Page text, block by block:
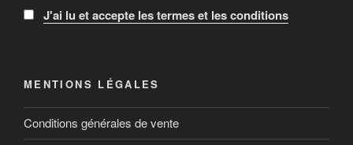
J'ai lu et accepte les termes et les conditions
MENTIONS LÉGALES
Conditions générales de vente